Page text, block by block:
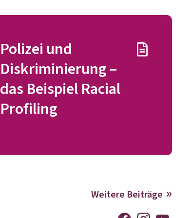
Polizei und
Diskriminierung –
das Beispiel Racial
Profiling
Weitere Beiträge